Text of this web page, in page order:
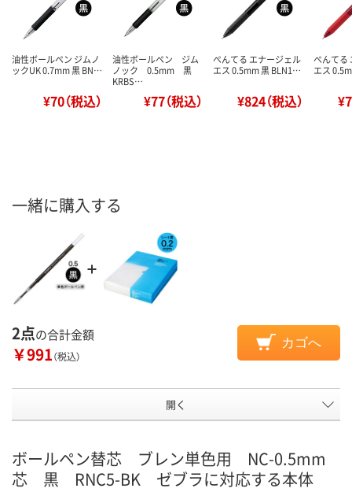
油性ボールペン ジムノ
ックUK 0.7mm 黒 BN…
¥70（税込）
油性ボールペン ジム
ノック 0.5mm 黒
KRBS…
¥77（税込）
ぺんてる エナージェル
エス 0.5mm 黒 BLN1…
¥824（税込）
ぺんてる
エス
一緒に購入する
2点の合計金額
￥991（税込）
カゴへ
開く
ボールペン替芯 ブレン単色用 NC-0.5mm
芯 黒 RNC5-BK ゼブラに対応する本体